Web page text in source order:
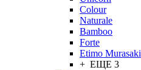
Colour
Naturale
Bamboo
Forte
Etimo Murasaki
+ ЕЩЕ 3